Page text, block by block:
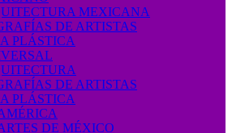
MEXICANA
DE ARTISTAS
PLÁSTICA
DE ARTISTAS
PLÁSTICA
DE MÉXICO